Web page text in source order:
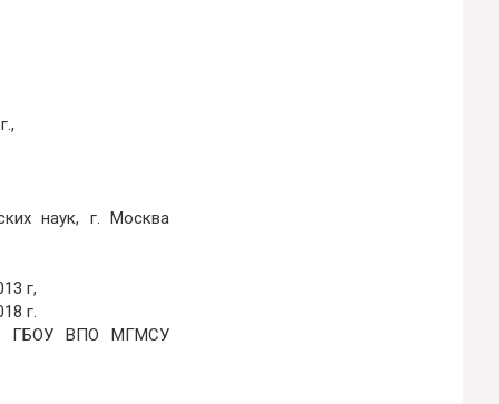
наук, г. Москва
г,
г.
ГБОУ ВПО МГМСУ